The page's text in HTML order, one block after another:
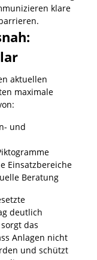
klare
aktuellen
maximale
und
Einsatzbereiche
Beratung
deutlich
das
Anlagen nicht
und schützt